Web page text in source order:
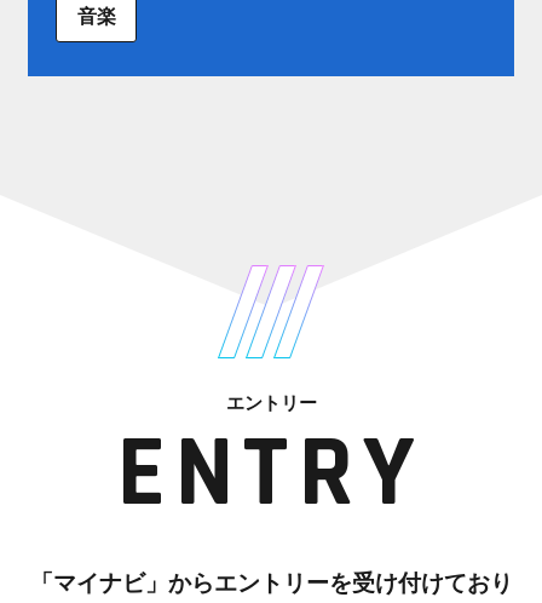
音楽
エントリー
ENTRY
「マイナビ」からエントリーを受け付けており